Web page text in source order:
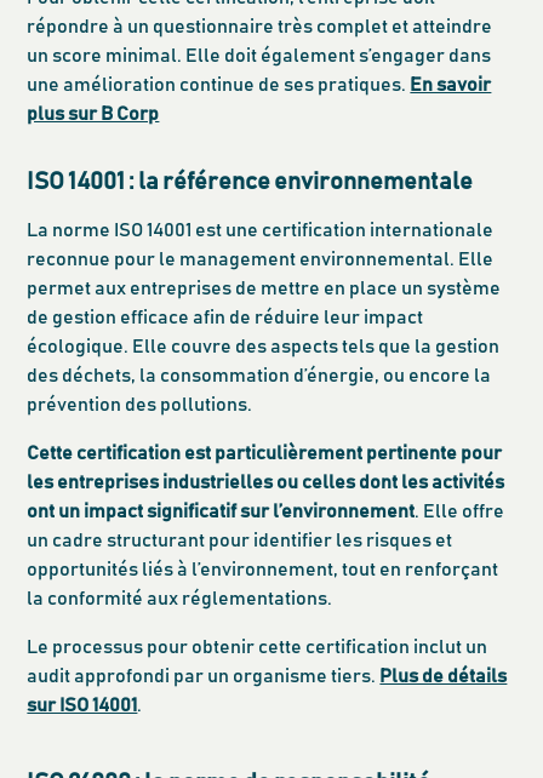
répondre à un questionnaire très complet et atteindre
un score minimal. Elle doit également s’engager dans
une amélioration continue de ses pratiques. En savoir
plus sur B Corp
ISO 14001 : la référence environnementale
La norme ISO 14001 est une certification internationale
reconnue pour le management environnemental. Elle
permet aux entreprises de mettre en place un système
de gestion efficace afin de réduire leur impact
écologique. Elle couvre des aspects tels que la gestion
des déchets, la consommation d’énergie, ou encore la
prévention des pollutions.
Cette certification est particulièrement pertinente pour
les entreprises industrielles ou celles dont les activités
ont un impact significatif sur l’environnement. Elle offre
un cadre structurant pour identifier les risques et
opportunités liés à l’environnement, tout en renforçant
la conformité aux réglementations.
Le processus pour obtenir cette certification inclut un
audit approfondi par un organisme tiers. Plus de détails
sur ISO 14001.